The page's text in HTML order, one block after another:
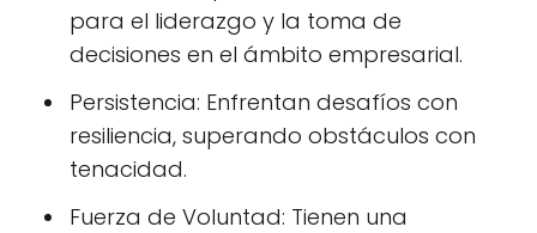
para el liderazgo y la toma de
decisiones en el ámbito empresarial.
Persistencia: Enfrentan desafíos con
resiliencia, superando obstáculos con
tenacidad.
Fuerza de Voluntad: Tienen una